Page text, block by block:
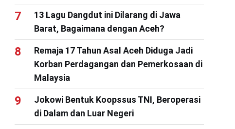
13 Lagu Dangdut ini Dilarang di Jawa
Barat, Bagaimana dengan Aceh?
Remaja 17 Tahun Asal Aceh Diduga Jadi
Korban Perdagangan dan Pemerkosaan di
Malaysia
Jokowi Bentuk Koopssus TNI, Beroperasi
di Dalam dan Luar Negeri